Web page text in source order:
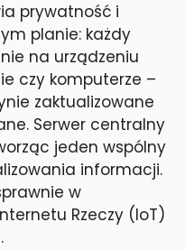
prywatność i
planie: każdy
na urządzeniu
czy komputerze –
zaktualizowane
Serwer centralny
jeden wspólny
informacji.
w
Rzeczy (IoT)